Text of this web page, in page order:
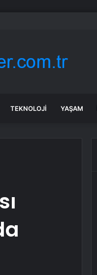
için tek bir şart var
TEKNOLOJI YAŞAM